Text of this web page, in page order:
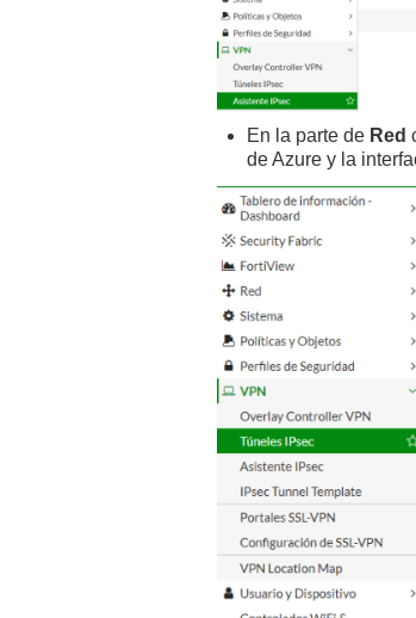
En la parte de Red
de Azure y la